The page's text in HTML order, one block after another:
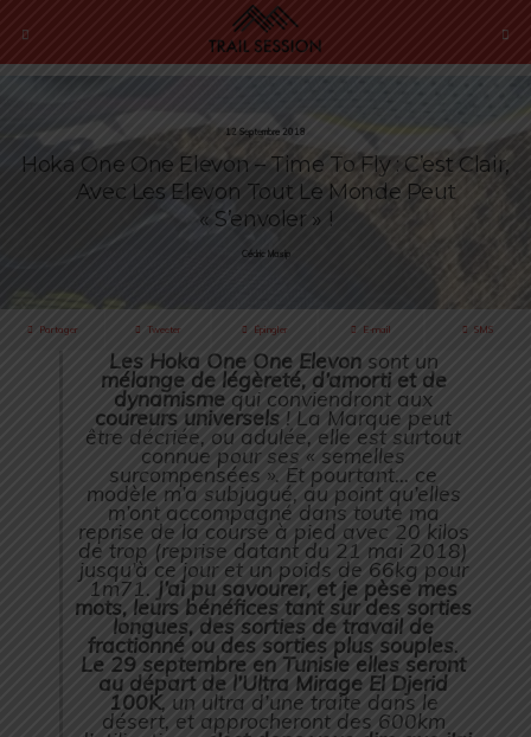
12 Septembre 2018
Hoka One One Elevon – Time To Fly : C’est Clair,
Avec Les Elevon Tout Le Monde Peut
« S’envoler » !
Cédric Masip
Partager Tweeter Épingler E-mail SMS
Les Hoka One One Elevonsont un
mélange de légèreté, d’amorti et de
dynamisme qui conviendront aux
coureurs universels ! La Marque peut
être décriée, ou adulée, elle est surtout
connue pour ses « semelles
surcompensées ». Et pourtant… ce
modèle m’a subjugué, au point qu’elles
m’ont accompagné dans toute ma
reprise de la course à pied avec 20 kilos
de trop (reprise datant du 21 mai 2018)
jusqu’à ce jour et un poids de 66kg pour
1m71. J’ai pu savourer, et je pèse mes
mots, leurs bénéfices tant sur des sorties
longues, des sorties de travail de
fractionné ou des sorties plus souples.
Le 29 septembre en Tunisie elles seront
au départ de l’Ultra Mirage El Djerid
100K, un ultra d’une traite dans le
désert, et approcheront des 600km